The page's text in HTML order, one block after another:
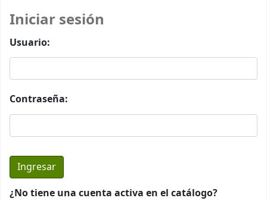
Iniciar sesión
Usuario:
Contraseña:
¿No tiene una cuenta activa en el catálogo?